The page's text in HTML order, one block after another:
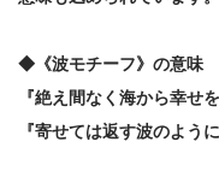
◆《波モチーフ》の意味
『絶え間なく海から幸せ
『寄せては返す波のよう